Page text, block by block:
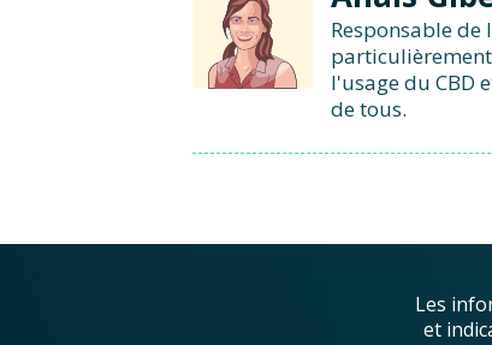
Responsable
l'usage du CBD
de tous.
Les
et